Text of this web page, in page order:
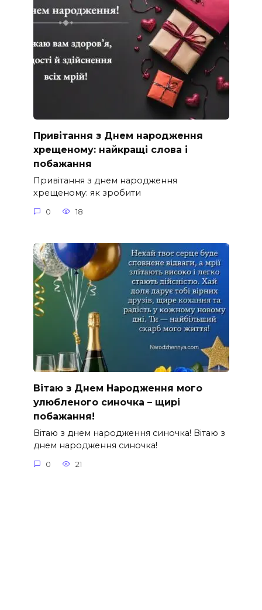
Привітання з Днем народження
хрещеному: найкращі слова і
побажання
Привітання з днем народження
хрещеному: як зробити
0 18
Вітаю з Днем Народження мого
улюбленого синочка – щирі
побажання!
Вітаю з днем народження синочка! Вітаю з
днем народження синочка!
0 21